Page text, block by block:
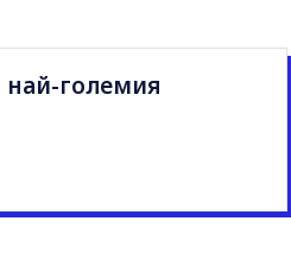
най-големия